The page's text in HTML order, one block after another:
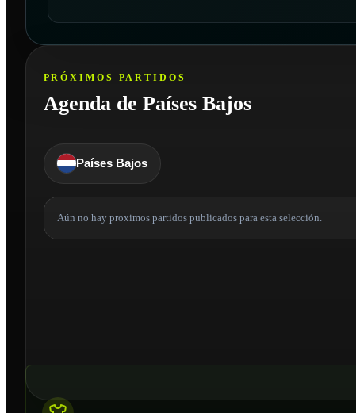
PRÓXIMOS PARTIDOS
Agenda de Países Bajos
Países Bajos
Aún no hay proximos partidos publicados para esta selección.